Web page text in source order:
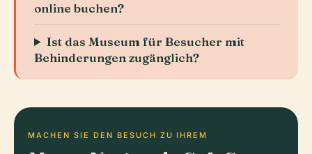
online buchen?
Ist das Museum für Besucher mit
Behinderungen zugänglich?
MACHEN SIE DEN BESUCH ZU IHREM